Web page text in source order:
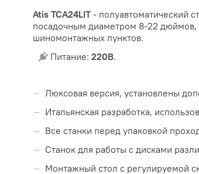
Atis TCA24LIT - полуавтоматический
посадочным диаметром 8-22
шиномонтажных пунктов.
Питание: 220В.
Люксовая версия, установлены
Итальянская разработка,
Все станки перед упаковкой
Станок для работы с дисками
Монтажный стол с регулируемой